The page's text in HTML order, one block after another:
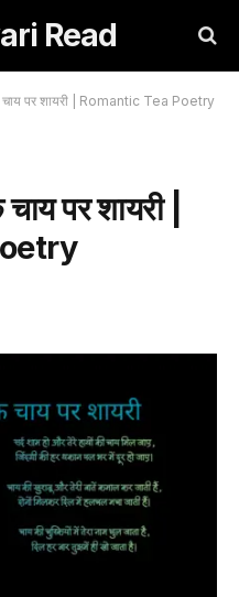
Read
चाय पर शायरी | Romantic Tea Poetry
पर शायरी |